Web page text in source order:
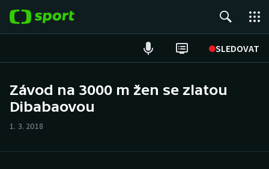
SLEDOVAT
Hokej
Závod na 3000 m žen se zlatou
Dibabaovou
1. 3. 2018